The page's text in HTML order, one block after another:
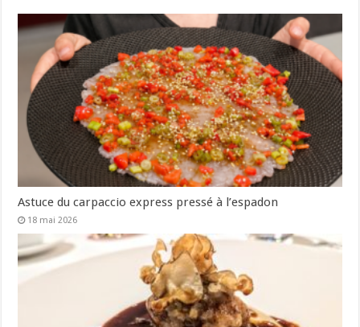
Astuce du carpaccio express pressé à l’espadon
18 mai 2026